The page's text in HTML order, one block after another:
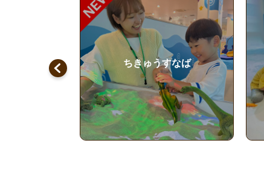
屋内砂浜 海の子